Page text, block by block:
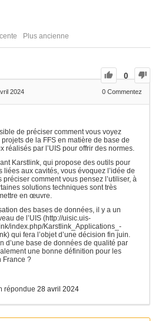
Plus ancienne
0
2024 0 Commentez
de préciser comment vous voyez
de la FFS en matière de base de
réalisés par l’UIS pour offrir des normes.
Karstlink, qui propose des outils pour
liées aux cavités, vous évoquez l’idée de
préciser comment vous pensez l’utiliser, à
solutions techniques sont très
en œuvre.
des bases de données, il y a un
de l’UIS (http://uisic.uis-
index.php/Karstlink_Applications_-
qui fera l’objet d’une décision fin juin.
d’une base de données de qualité par
une bonne définition pour les
France ?
répondue 28 avril 2024